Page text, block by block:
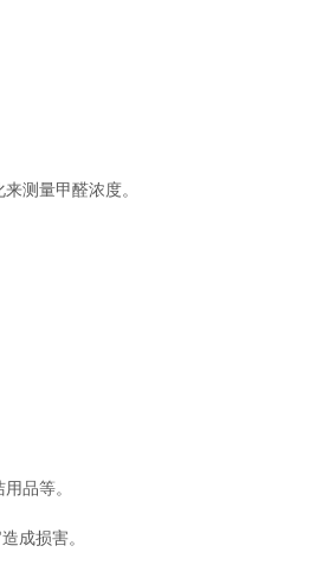
测量甲醛浓度。
品等。
成损害。